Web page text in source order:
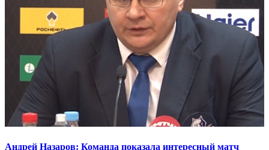
Андрей Назаров: Команда показала интересный матч